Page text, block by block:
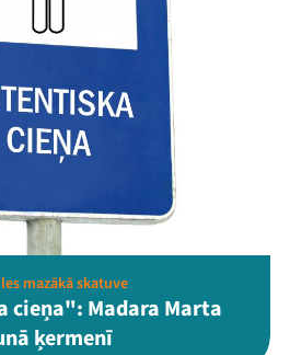
Festivāls
mazākā skatuve
cieņa": Madara Marta
ķermenī